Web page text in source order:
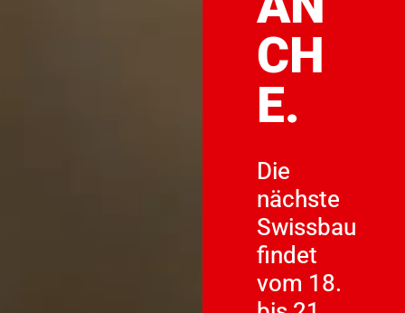
CH
E.
Die
nächste
Swissbau
findet
vom 18.